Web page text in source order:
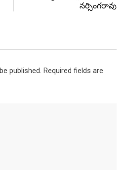
నర్సింగరావు
published. Required fields are